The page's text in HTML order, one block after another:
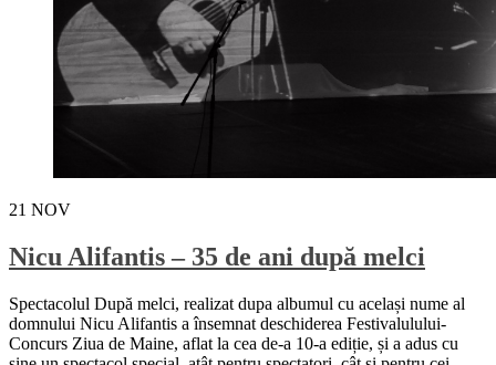
21 NOV
Nicu Alifantis – 35 de ani după melci
Spectacolul După melci, realizat dupa albumul cu același nume al
domnului Nicu Alifantis a însemnat deschiderea Festivalulului-
Concurs Ziua de Maine, aflat la cea de-a 10-a ediție, și a adus cu